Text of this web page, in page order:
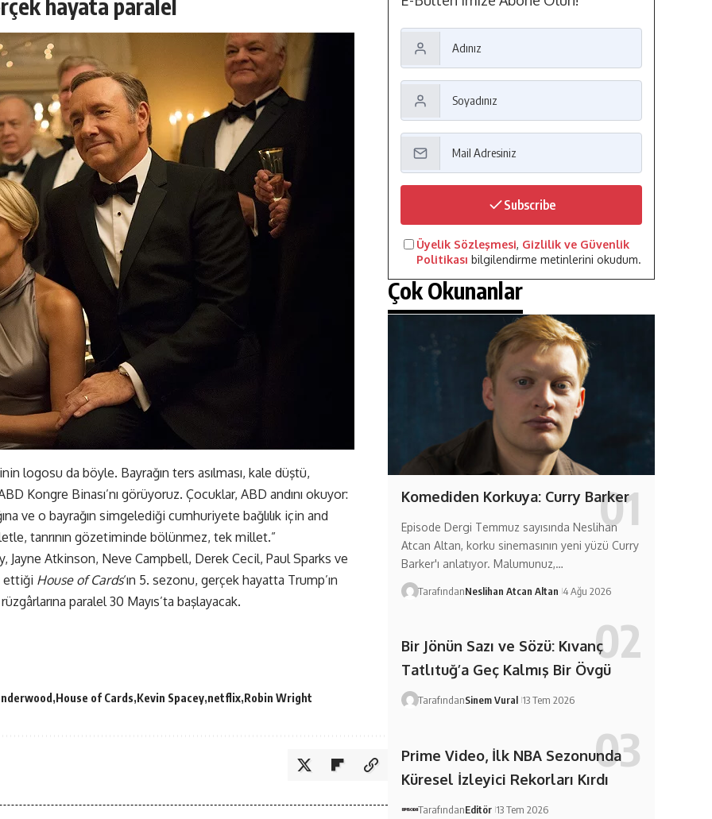
hayata paralel
logosu da böyle. Bayrağın ters asılması, kale düştü,
Kongre Binası’nı görüyoruz. Çocuklar, ABD andını okuyor:
ve o bayrağın simgelediği cumhuriyete bağlılık için and
tanrının gözetiminde bölünmez, tek millet.”
Jayne Atkinson, Neve Campbell, Derek Cecil, Paul Sparks ve
ettiği House of Cards‘ın 5. sezonu, gerçek hayatta Trump’ın
paralel 30 Mayıs’ta başlayacak.
House of Cards Kevin Spacey netflix Robin Wright
Subscribe
Üyelik Sözleşmesi, Gizlilik ve Güvenlik
Politikası bilgilendirme metinlerini okudum.
Çok Okunanlar
Komediden Korkuya: Curry Barker
Episode Dergi Temmuz sayısında Neslihan
Atcan Altan, korku sinemasının yeni yüzü Curry
Barker'ı anlatıyor. Malumunuz,…
TarafındanNeslihan Atcan Altan 4 Ağu 2026
Bir Jönün Sazı ve Sözü: Kıvanç
Tatlıtuğ’a Geç Kalmış Bir Övgü
TarafındanSinem Vural 13 Tem 2026
Prime Video, İlk NBA Sezonunda
Küresel İzleyici Rekorları Kırdı
TarafındanEditör 13 Tem 2026